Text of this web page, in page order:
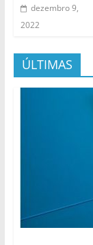
dezembro 9,
2022
ÚLTIMAS